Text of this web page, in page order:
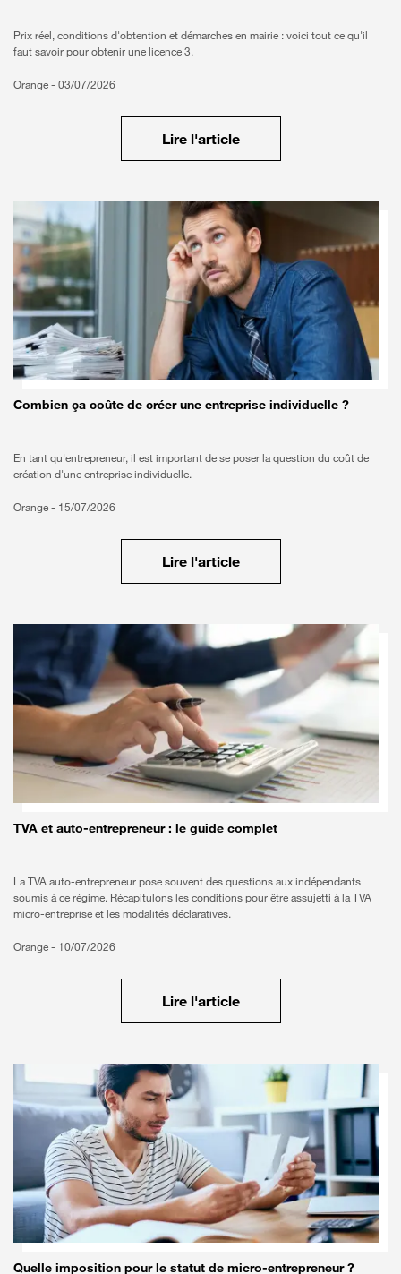
Prix réel, conditions d'obtention et démarches en mairie : voici tout ce qu'il
faut savoir pour obtenir une licence 3.
Orange - 03/07/2026
Lire l'article
Combien ça coûte de créer une entreprise individuelle ?
En tant qu'entrepreneur, il est important de se poser la question du coût de
création d'une entreprise individuelle.
Orange - 15/07/2026
Lire l'article
TVA et auto-entrepreneur : le guide complet
La TVA auto-entrepreneur pose souvent des questions aux indépendants
soumis à ce régime. Récapitulons les conditions pour être assujetti à la TVA
micro-entreprise et les modalités déclaratives.
Orange - 10/07/2026
Lire l'article
Quelle imposition pour le statut de micro-entrepreneur ?